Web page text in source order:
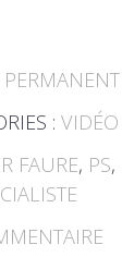
: VIDÉO
FAURE, PS,